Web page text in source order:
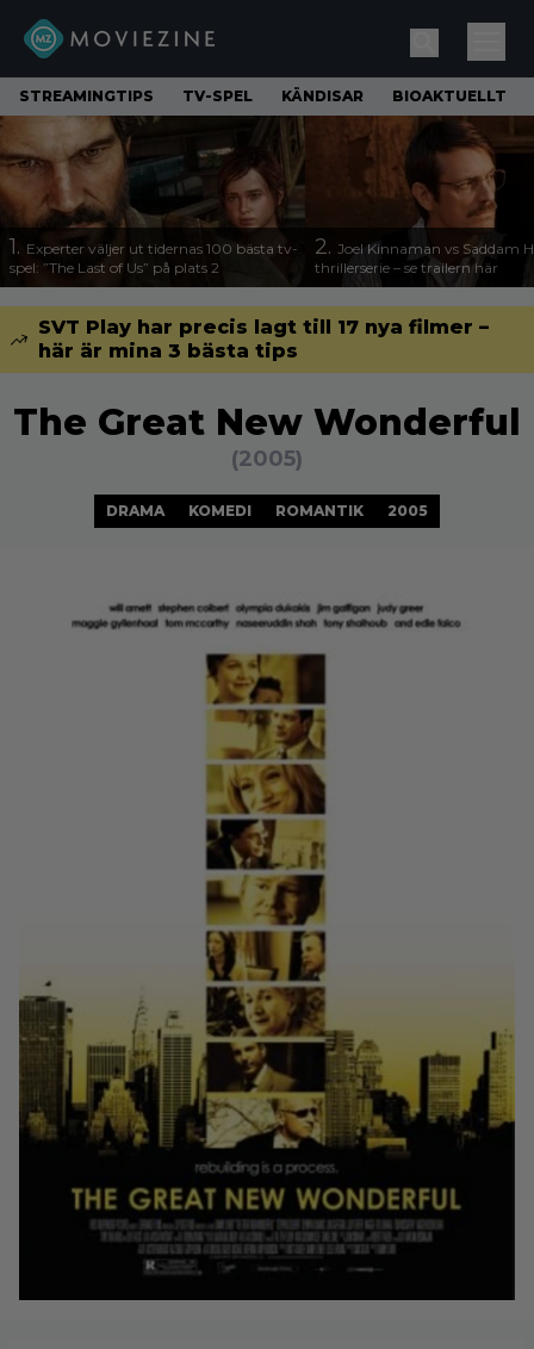
STREAMINGTIPS TV-SPEL KÄNDISAR BIOAKTUELLT
1. Experter väljer ut tidernas 100 bästa tv-
spel: ”The Last of Us” på plats 2
2. Joel Kinnaman vs Saddam
thrillerserie – se trailern här
SVT Play har precis lagt till 17 nya filmer –
här är mina 3 bästa tips
The Great New Wonderful
(2005)
DRAMA KOMEDI ROMANTIK 2005